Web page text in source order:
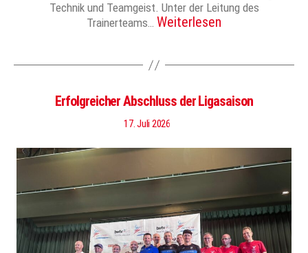
Technik und Teamgeist. Unter der Leitung des
Trainerteams… Weiterlesen
Erfolgreicher Abschluss der Ligasaison
17. Juli 2026